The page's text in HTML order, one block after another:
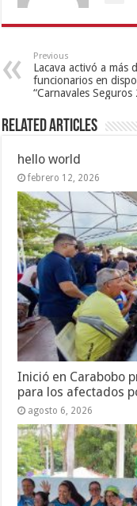
Previous
Lacava activó a más
funcionarios en
“Carnavales Seguros
Related Articles
hello world
febrero 12, 2026
Inició en Carabobo
para los afectados
agosto 6, 2026